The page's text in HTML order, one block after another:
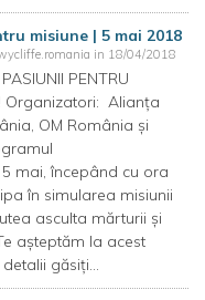
misiune | 5 mai 2018
in 18/04/2018
PENTRU
Organizatori: Alianța
OM România și
mai, începând cu ora
în simularea misiunii
asculta mărturii și
așteptăm la acest
găsiți...